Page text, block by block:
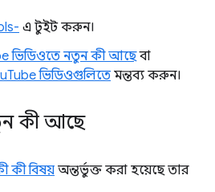
এ টুইট করুন।
ভিডিওতে নতুন কী আছেবা
ভিডিওগুলিতে মন্তব্য করুন।
কী আছে
কী বিষয় অন্তর্ভুক্ত করা হয়েছে তার